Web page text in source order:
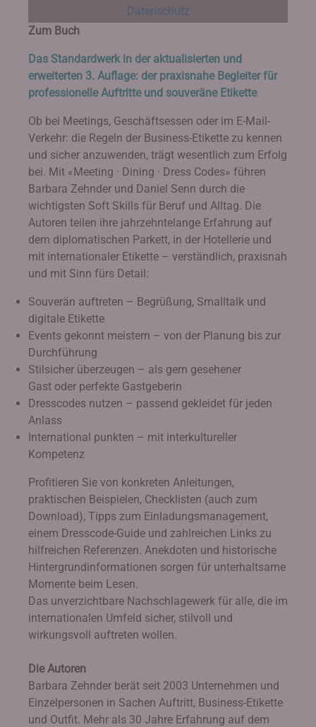
Datenschutz
Zum Buch
Das Standardwerk in der aktualisierten und
erweiterten 3. Auflage: der praxisnahe Begleiter für
professionelle Auftritte und souveräne Etikette
Ob bei Meetings, Geschäftsessen oder im E-Mail-
Verkehr: die Regeln der Business-Etikette zu kennen
und sicher anzuwenden, trägt wesentlich zum Erfolg
bei. Mit «Meeting · Dining · Dress Codes» führen
Barbara Zehnder und Daniel Senn durch die
wichtigsten Soft Skills für Beruf und Alltag. Die
Autoren teilen ihre jahrzehntelange Erfahrung auf
dem diplomatischen Parkett, in der Hotellerie und
mit internationaler Etikette – verständlich, praxisnah
und mit Sinn fürs Detail:
Souverän auftreten – Begrüßung, Smalltalk und
digitale Etikette
Events gekonnt meistern – von der Planung bis zur
Durchführung
Stilsicher überzeugen – als gern gesehener
Gast oder perfekte Gastgeberin
Dresscodes nutzen – passend gekleidet für jeden
Anlass
International punkten – mit interkultureller
Kompetenz
Profitieren Sie von konkreten Anleitungen,
praktischen Beispielen, Checklisten (auch zum
Download), Tipps zum Einladungsmanagement,
einem Dresscode-Guide und zahlreichen Links zu
hilfreichen Referenzen. Anekdoten und historische
Hintergrundinformationen sorgen für unterhaltsame
Momente beim Lesen.
Das unverzichtbare Nachschlagewerk für alle, die im
internationalen Umfeld sicher, stilvoll und
wirkungsvoll auftreten wollen.
Die Autoren
Barbara Zehnder berät seit 2003 Unternehmen und
Einzelpersonen in Sachen Auftritt, Business-Etikette
und Outfit. Mehr als 30 Jahre Erfahrung auf dem